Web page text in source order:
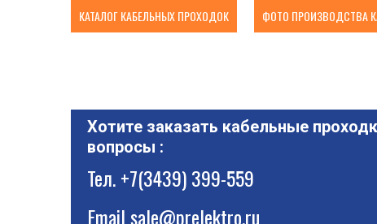
КАТАЛОГ КАБЕЛЬНЫХ ПРОХОДОК ФОТО ПРОИЗВОДСТВА
Хотите заказать кабельные
вопросы :
Тел.+7(3439) 399-559
Emailsale@prelektro.ru